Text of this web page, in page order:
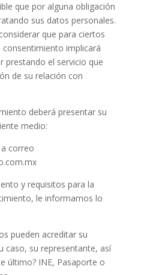
que por alguna obligación
sus datos personales.
que para ciertos
implicará
prestando el servicio que
de su relación con
deberá presentar su
medio:
correo
y requisitos para la
le informamos lo
pueden acreditar su
caso, su representante, así
último? INE, Pasaporte o